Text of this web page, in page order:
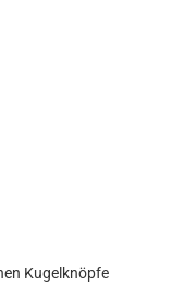
Kugelknöpfe